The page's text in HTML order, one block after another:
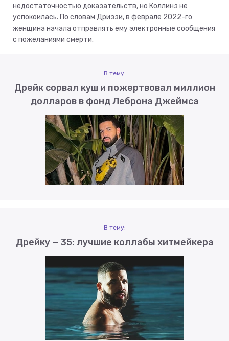
недостаточностью доказательств, но Коллинз не
успокоилась. По словам Дриззи, в феврале 2022-го
женщина начала отправлять ему электронные сообщения
с пожеланиями смерти.
В тему:
Дрейк сорвал куш и пожертвовал миллион
долларов в фонд Леброна Джеймса
В тему:
Дрейку — 35: лучшие коллабы хитмейкера